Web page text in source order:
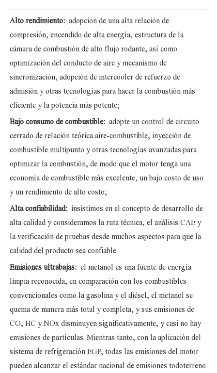
Alto rendimiento: adopción de una alta relación de
compresión, encendido de alta energía, estructura de la
cámara de combustión de alto flujo rodante, así como
optimización del conducto de aire y mecanismo de
sincronización, adopción de intercooler de refuerzo de
admisión y otras tecnologías para hacer la combustión más
eficiente y la potencia más potente;
Bajo consumo de combustible: adopte un control de circuito
cerrado de relación teórica aire-combustible, inyección de
combustible multipunto y otras tecnologías avanzadas para
optimizar la combustión, de modo que el motor tenga una
economía de combustible más excelente, un bajo costo de uso
y un rendimiento de alto costo;
Alta confiabilidad: insistimos en el concepto de desarrollo de
alta calidad y consideramos la ruta técnica, el análisis CAE y
la verificación de pruebas desde muchos aspectos para que la
calidad del producto sea confiable.
Emisiones ultrabajas: el metanol es una fuente de energía
limpia reconocida, en comparación con los combustibles
convencionales como la gasolina y el diésel, el metanol se
quema de manera más total y completa, y sus emisiones de
CO, HC y NOx disminuyen significativamente, y casi no hay
emisiones de partículas. Mientras tanto, con la aplicación del
sistema de refrigeración EGP, todas las emisiones del motor
pueden alcanzar el estándar nacional de emisiones todoterreno